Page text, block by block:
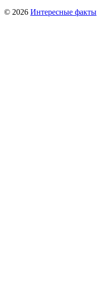
© 2026 Интересные факты